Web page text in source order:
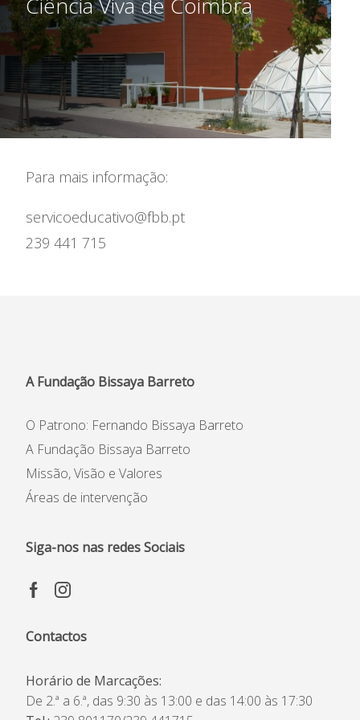
Para mais informação:
servicoeducativo@fbb.pt
239 441 715
A Fundação Bissaya Barreto
O Patrono: Fernando Bissaya Barreto
A Fundação Bissaya Barreto
Missão, Visão e Valores
Áreas de intervenção
Siga-nos nas redes Sociais
Contactos
Horário de Marcações:
De 2.ª a 6.ª, das 9:30 às 13:00 e das 14:00 às 17:30